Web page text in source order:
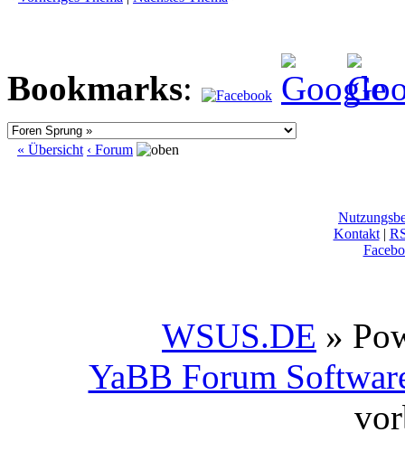
Bookmarks:
« Übersicht ‹ Forum
Kontakt|
WSUS.DE »
YaBB Forum